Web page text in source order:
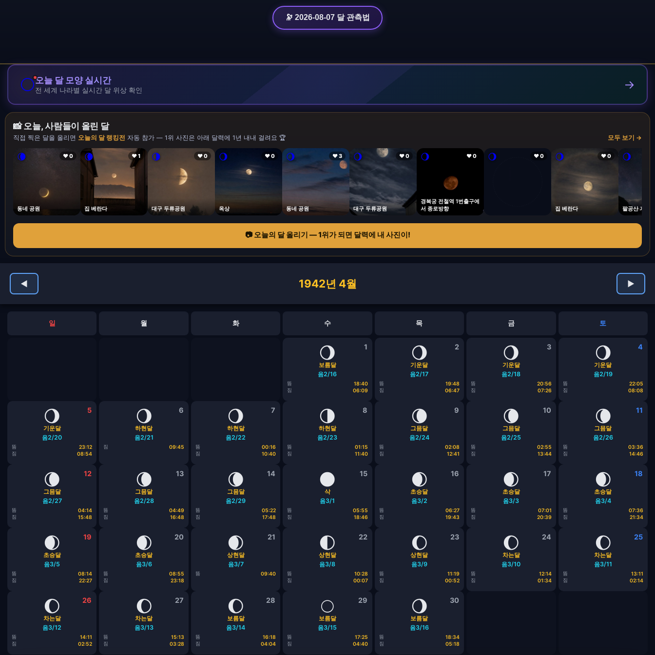
🔭 2026-08-07 달 관측법
🌕오늘 달 모양 실시간
전 세계 나라별 실시간 달 위상 확인 →
📸 오늘, 사람들이 올린 달
직접 찍은 달을 올리면 오늘의 달 랭킹전 자동 참가 — 1위 사진은 아래 달력에 1년 내내 걸려요 🏆 모두 보기 →
🌘 ❤ 0
동네 공원
🌘 ❤ 1
집 베란다
🌗 ❤ 0
대구 두류공원
🌖 ❤ 0
옥상
🌖 ❤ 3
동네 공원
🌖 ❤ 0
대구 두류공원
🌖 ❤ 0
경복궁 전철역 1번출구에
서 종로방향
🌖 ❤ 0 🌖 ❤ 0
집 베란다
🌖
팔공산 자락
📷 오늘의 달 올리기 — 1위가 되면 달력에 내 사진이!
◀ 1942년 4월 ▶
일 월 화 수 목 금 토
1
🌖
보름달
음2/16
뜸
18:40
짐
06:09
2
🌖
기운달
음2/17
뜸
19:48
짐
06:47
3
🌖
기운달
음2/18
뜸
20:56
짐
07:26
4
🌖
기운달
음2/19
뜸
22:05
짐
08:08
5
🌖
기운달
음2/20
뜸
23:12
짐
08:54
6
🌖
하현달
음2/21
짐 09:45
7
🌖
하현달
음2/22
뜸
00:16
짐
10:40
8
🌗
하현달
음2/23
뜸
01:15
짐
11:40
9
🌘
그믐달
음2/24
뜸
02:08
짐
12:41
10
🌘
그믐달
음2/25
뜸
02:55
짐
13:44
11
🌘
그믐달
음2/26
뜸
03:36
짐
14:46
12
🌘
그믐달
음2/27
뜸
04:14
짐
15:48
13
🌘
그믐달
음2/28
뜸
04:49
짐
16:48
14
🌘
그믐달
음2/29
뜸
05:22
짐
17:48
15
🌑
삭
음3/1
뜸
05:55
짐
18:46
16
🌒
초승달
음3/2
뜸
06:27
짐
19:43
17
🌒
초승달
음3/3
뜸
07:01
짐
20:39
18
🌒
초승달
음3/4
뜸
07:36
짐
21:34
19
🌒
초승달
음3/5
뜸
08:14
짐
22:27
20
🌒
초승달
음3/6
뜸
08:55
짐
23:18
21
🌒
상현달
음3/7
뜸 09:40
22
🌓
상현달
음3/8
뜸
10:28
짐
00:07
23
🌔
상현달
음3/9
뜸
11:19
짐
00:52
24
🌔
차는달
음3/10
뜸
12:14
짐
01:34
25
🌔
차는달
음3/11
뜸
13:11
짐
02:14
26
🌔
차는달
음3/12
뜸
14:11
짐
02:52
27
🌔
차는달
음3/13
뜸
15:13
짐
03:28
28
🌔
보름달
음3/14
뜸
16:18
짐
04:04
29
🌕
보름달
음3/15
뜸
17:25
짐
04:40
30
🌖
보름달
음3/16
뜸
18:34
짐
05:18